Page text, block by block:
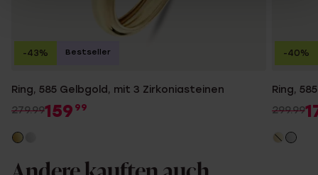
Ring, 585 Gelbgold, mit 3 Zirkoniasteinen
279.99159 99
-43% Bestseller
Ring,
299.99
-40%